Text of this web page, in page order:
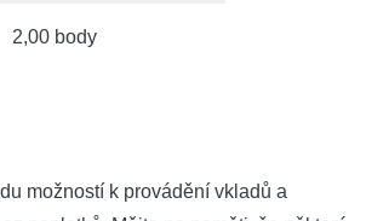
2,00 body
možností k provádění vkladů a